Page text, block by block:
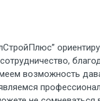
м, вес до 3 тн
м, вес до 5 тн
возможность